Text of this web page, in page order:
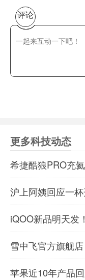
评论
更多科技动态
希捷酷狼PRO充
沪上阿姨回应一杯开
iQOO新品明天发
雪中飞官方旗舰店：
苹果近10年产品